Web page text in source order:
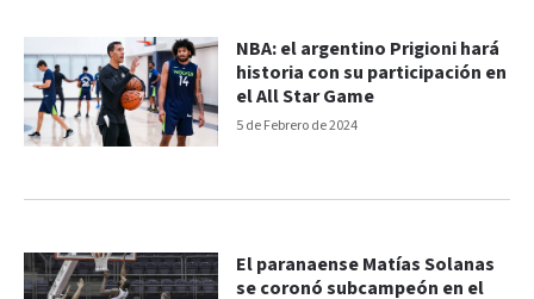
5 de Febrero de 2024
NBA: el argentino Prigioni hará
historia con su participación en
el All Star Game
El paranaense Matías Solanas
se coronó subcampeón en el